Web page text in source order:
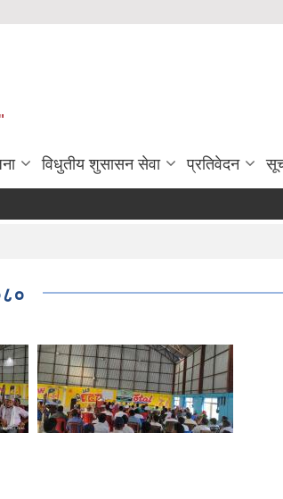
विधुतीय शुसासन सेवा प्रतिवेदन